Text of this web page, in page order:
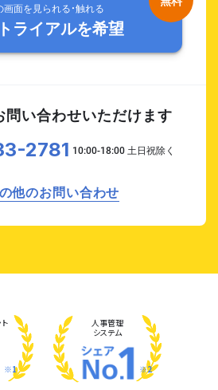
画面を見られる・触れる
ライアルを希望
問い合わせいただけます
2781
他のお問い合わせ
※1
人事管理
システム
※2